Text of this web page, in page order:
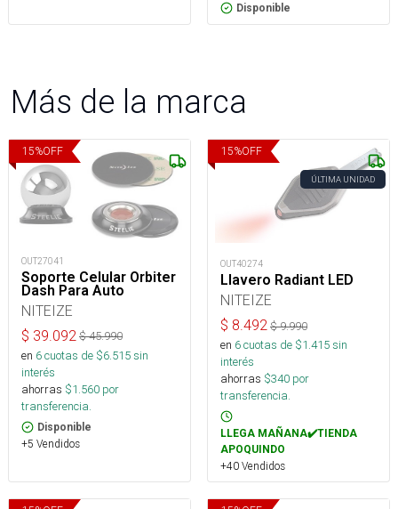
Disponible
Más de la marca
15%OFF
OUT27041
Soporte Celular Orbiter
Dash Para Auto
NITEIZE
$ 39.092 $45.990
en 6cuotas de $6.515sin
interés
ahorras $1.560 por
transferencia.
Disponible
+5 Vendidos
15%OFF
ÚLTIMA UNIDAD
OUT40274
Llavero Radiant LED
NITEIZE
$ 8.492 $9.990
en 6cuotas de $1.415sin
interés
ahorras $340 por
transferencia.
LLEGA MAÑANA✔️TIENDA
APOQUINDO
+40 Vendidos